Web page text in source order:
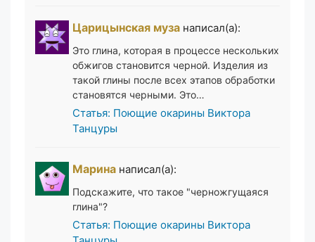
Царицынская муза написал(а):
Это глина, которая в процессе нескольких
обжигов становится черной. Изделия из
такой глины после всех этапов обработки
становятся черными. Это…
Статья: Поющие окарины Виктора
Танцуры
Марина написал(а):
Подскажите, что такое "черножгущаяся
глина"?
Статья: Поющие окарины Виктора